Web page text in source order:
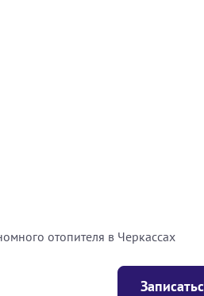
отопителя в Черкассах